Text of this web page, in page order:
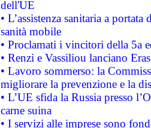
dell'UE
• L’assistenza sanitaria a
sanità mobile
• Proclamati i vincitori della 5a
• Renzi e Vassiliou lanciano
• Lavoro sommerso: la
migliorare la prevenzione e la
• L’UE sfida la Russia presso
carne suina
• I servizi alle imprese sono